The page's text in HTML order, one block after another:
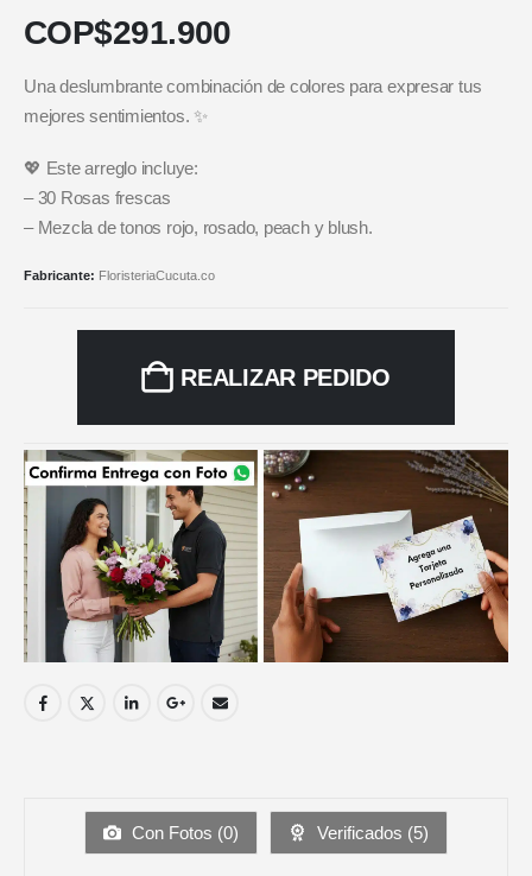
COP$291.900
Una deslumbrante combinación de colores para expresar tus
mejores sentimientos. ✨
💖 Este arreglo incluye:
– 30 Rosas frescas
– Mezcla de tonos rojo, rosado, peach y blush.
Fabricante: FloristeriaCucuta.co
REALIZAR PEDIDO
Con Fotos (0) Verificados (5)